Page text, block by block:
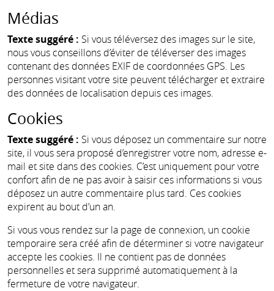
Médias
Texte suggéré : Si vous téléversez des images sur le site,
nous vous conseillons d’éviter de téléverser des images
contenant des données EXIF de coordonnées GPS. Les
personnes visitant votre site peuvent télécharger et extraire
des données de localisation depuis ces images.
Cookies
Texte suggéré : Si vous déposez un commentaire sur notre
site, il vous sera proposé d’enregistrer votre nom, adresse e-
mail et site dans des cookies. C’est uniquement pour votre
confort afin de ne pas avoir à saisir ces informations si vous
déposez un autre commentaire plus tard. Ces cookies
expirent au bout d’un an.
Si vous vous rendez sur la page de connexion, un cookie
temporaire sera créé afin de déterminer si votre navigateur
accepte les cookies. Il ne contient pas de données
personnelles et sera supprimé automatiquement à la
fermeture de votre navigateur.